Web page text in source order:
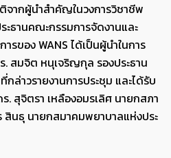
จากผู้นำสำคัญในวงการวิชาชีพ
ธานคณะกรรมการจัดงานและ
รของ WANS ได้เป็นผู้นำในการ
. สมจิต หนุเจริญกุล รองประธาน
ล่าวรายงานการประชุม และได้รับ
. สุจิตรา เหลืองอมรเลิศ นายกสภา
สินธุ นายกสมาคมพยาบาลแห่งประ